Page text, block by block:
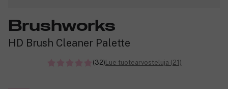
Brushworks
HD Brush Cleaner Palette
(32) Lue tuotearvosteluja (21)